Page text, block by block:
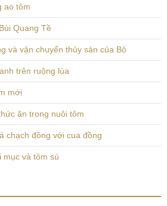
ao tôm
Quang Tề
và vận chuyển thủy sản của Bộ
trên ruộng lúa
mới
ăn trong nuôi tôm
chạch đồng với cua đồng
mục và tôm sú